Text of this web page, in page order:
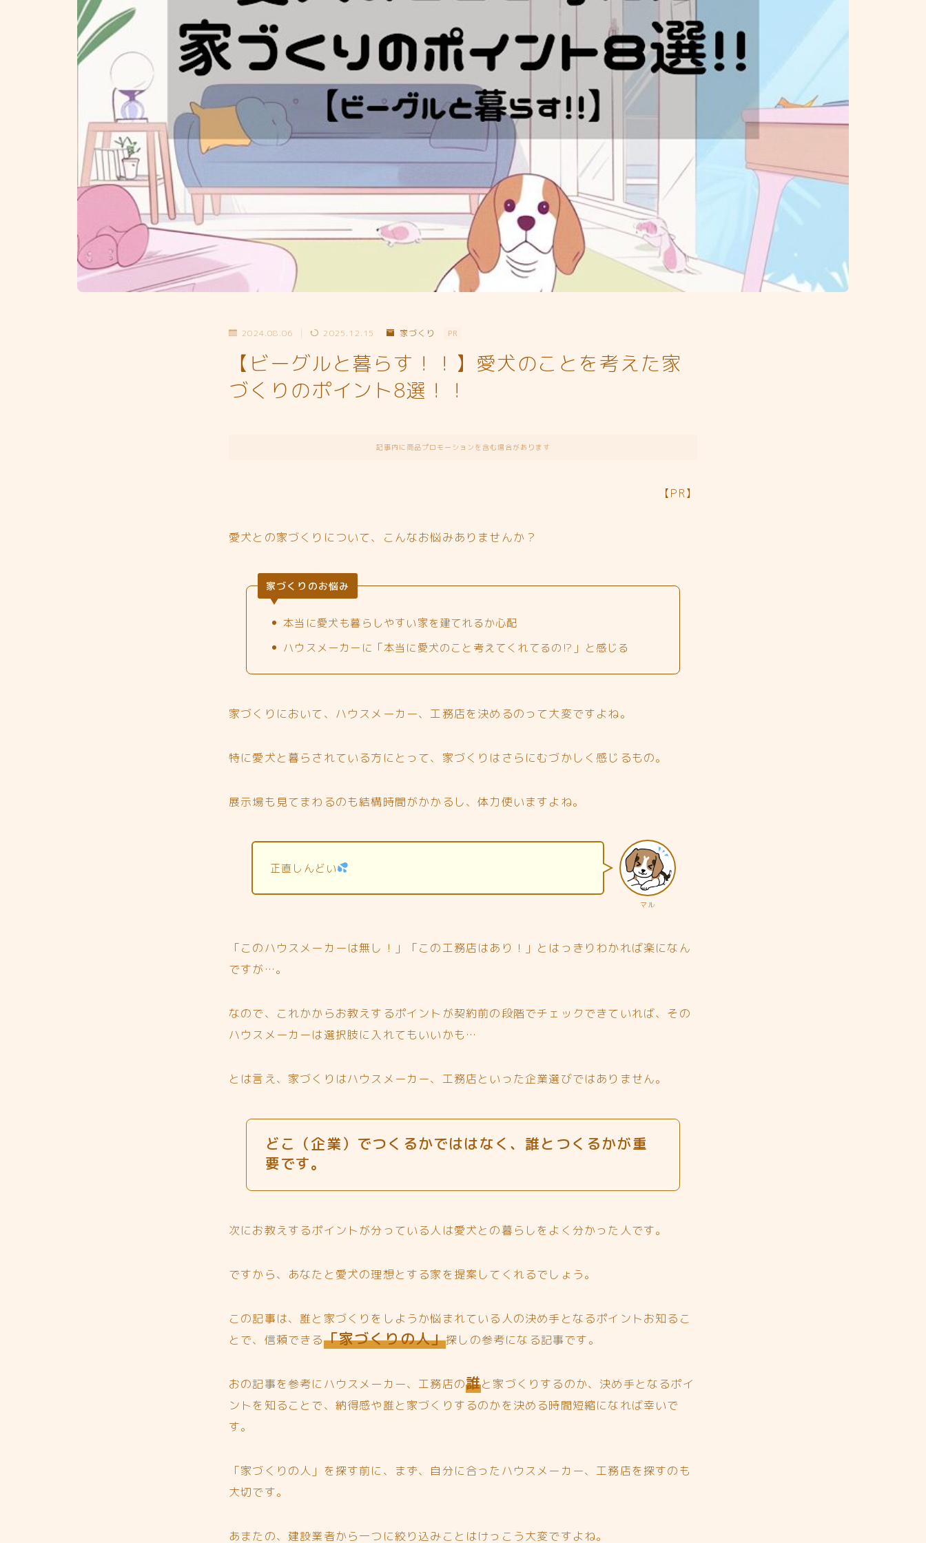
2024.08.06 2025.12.15 家づくり PR
【ビーグルと暮らす！！】愛犬のことを考えた家
づくりのポイント8選！！
記事内に商品プロモーションを含む場合があります
【PR】
愛犬との家づくりについて、こんなお悩みありませんか？
家づくりのお悩み
本当に愛犬も暮らしやすい家を建てれるか心配
ハウスメーカーに「本当に愛犬のこと考えてくれてるの⁉︎」と感じる
家づくりにおいて、ハウスメーカー、工務店を決めるのって大変ですよね。
特に愛犬と暮らされている方にとって、家づくりはさらにむづかしく感じるもの。
展示場も見てまわるのも結構時間がかかるし、体力使いますよね。
マル
正直しんどい
「このハウスメーカーは無し！」「この工務店はあり！」とはっきりわかれば楽になん
ですが…。
なので、これかからお教えするポイントが契約前の段階でチェックできていれば、その
ハウスメーカーは選択肢に入れてもいいかも…
とは言え、家づくりはハウスメーカー、工務店といった企業選びではありません。
どこ（企業）でつくるかでははなく、誰とつくるかが重
要です。
次にお教えするポイントが分っている人は愛犬との暮らしをよく分かった人です。
ですから、あなたと愛犬の理想とする家を提案してくれるでしょう。
この記事は、誰と家づくりをしようか悩まれている人の決め手となるポイントお知るこ
とで、信頼できる「家づくりの人」探しの参考になる記事です。
おの記事を参考にハウスメーカー、工務店の誰と家づくりするのか、決め手となるポイ
ントを知ることで、納得感や誰と家づくりするのかを決める時間短縮になれば幸いで
す。
「家づくりの人」を探す前に、まず、自分に合ったハウスメーカー、工務店を探すのも
大切です。
あまたの、建設業者から一つに絞り込みことはけっこう大変ですよね。